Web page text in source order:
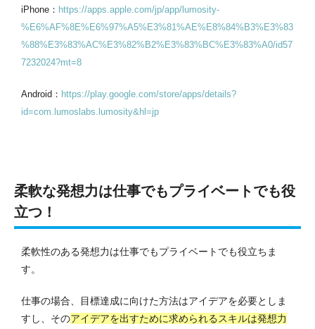
iPhone： https://apps.apple.com/jp/app/lumosity-
%E6%AF%8E%E6%97%A5%E3%81%AE%E8%84%B3%E3%83
%88%E3%83%AC%E3%82%B2%E3%83%BC%E3%83%A0/id57
7232024?mt=8
Android： https://play.google.com/store/apps/details?
id=com.lumoslabs.lumosity&hl=jp
柔軟な発想力は仕事でもプライベートでも役
立つ！
柔軟性のある発想力は仕事でもプライベートでも役立ちま
す。
仕事の場合、目標達成に向けた方法はアイデアを必要としま
すし、そのアイデアを出すために求められるスキルは発想力